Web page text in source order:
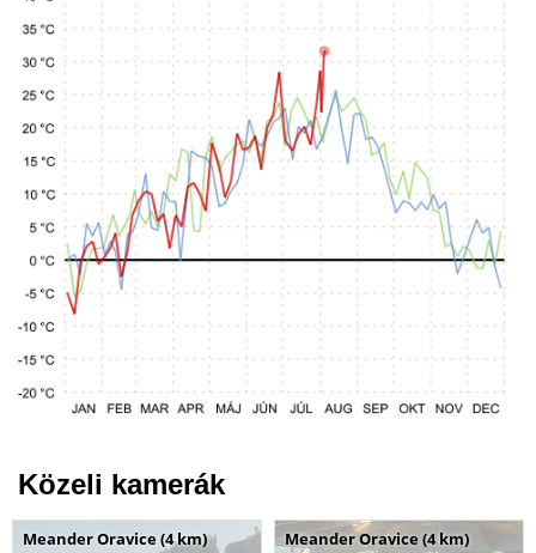
Közeli kamerák
Meander Oravice (4 km) Meander Oravice (4 km)